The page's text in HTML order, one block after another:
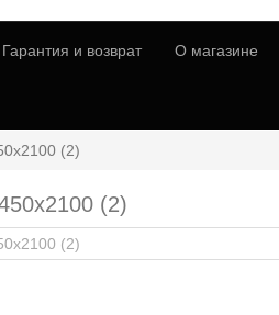
Гарантия и возврат О магазине
(2)
(2)